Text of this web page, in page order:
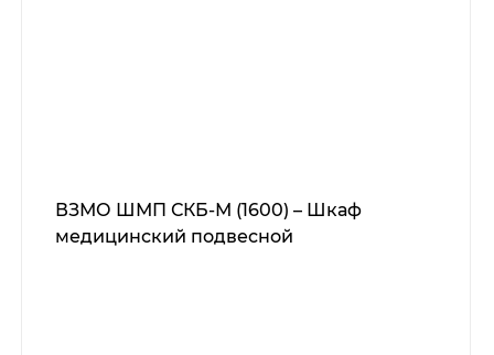
ВЗМО ШМП СКБ-М (1600) – Шкаф
медицинский подвесной